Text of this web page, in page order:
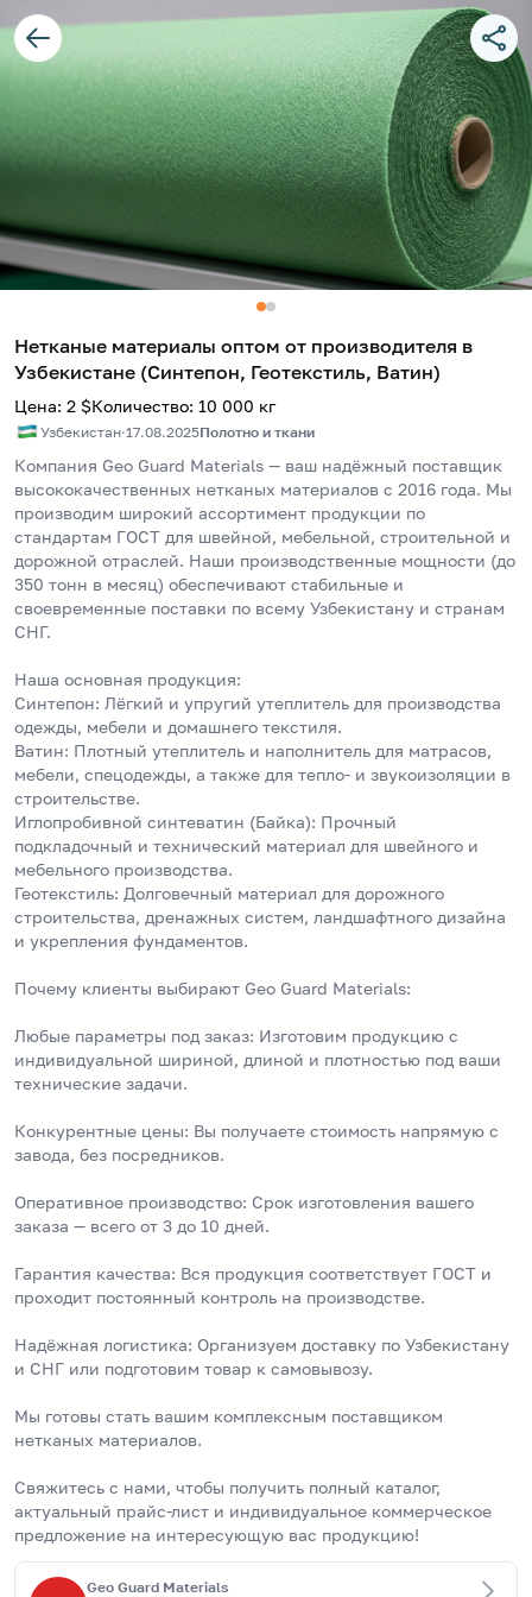
Нетканые материалы оптом от производителя в
Узбекистане (Синтепон, Геотекстиль, Ватин)
Цена: 2 $Количество: 10 000 кг
Узбекистан·17.08.2025Полотно и ткани
Компания Geo Guard Materials — ваш надёжный поставщик
высококачественных нетканых материалов с 2016 года. Мы
производим широкий ассортимент продукции по
стандартам ГОСТ для швейной, мебельной, строительной и
дорожной отраслей. Наши производственные мощности (до
350 тонн в месяц) обеспечивают стабильные и
своевременные поставки по всему Узбекистану и странам
СНГ.
Наша основная продукция:
Синтепон: Лёгкий и упругий утеплитель для производства
одежды, мебели и домашнего текстиля.
Ватин: Плотный утеплитель и наполнитель для матрасов,
мебели, спецодежды, а также для тепло- и звукоизоляции в
строительстве.
Иглопробивной синтеватин (Байка): Прочный
подкладочный и технический материал для швейного и
мебельного производства.
Геотекстиль: Долговечный материал для дорожного
строительства, дренажных систем, ландшафтного дизайна
и укрепления фундаментов.
Почему клиенты выбирают Geo Guard Materials:
Любые параметры под заказ: Изготовим продукцию с
индивидуальной шириной, длиной и плотностью под ваши
технические задачи.
Конкурентные цены: Вы получаете стоимость напрямую с
завода, без посредников.
Оперативное производство: Срок изготовления вашего
заказа — всего от 3 до 10 дней.
Гарантия качества: Вся продукция соответствует ГОСТ и
проходит постоянный контроль на производстве.
Надёжная логистика: Организуем доставку по Узбекистану
и СНГ или подготовим товар к самовывозу.
Мы готовы стать вашим комплексным поставщиком
нетканых материалов.
Свяжитесь с нами, чтобы получить полный каталог,
актуальный прайс-лист и индивидуальное коммерческое
предложение на интересующую вас продукцию!
Geo Guard Materials